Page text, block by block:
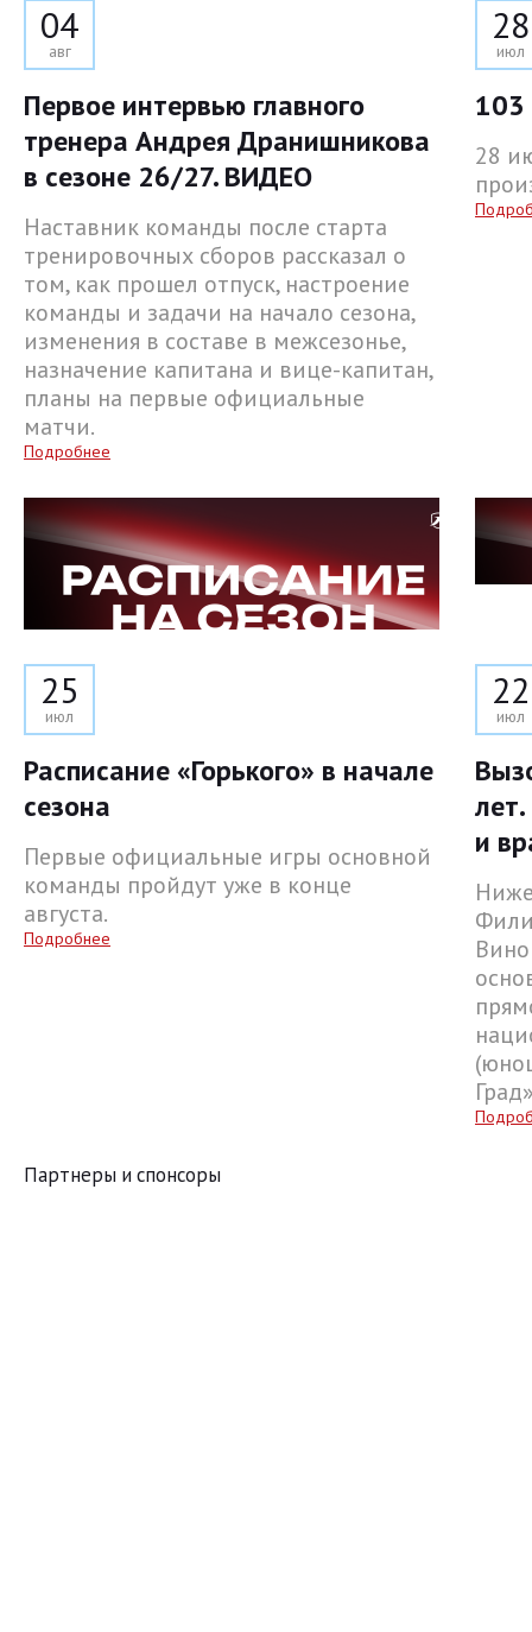
04
авг
Первое интервью главного
тренера Андрея Дранишникова
в сезоне 26/27. ВИДЕО
Наставник команды после старта
тренировочных сборов рассказал о
том, как прошел отпуск, настроение
команды и задачи на начало сезона,
изменения в составе в межсезонье,
назначение капитана и вице-капитан,
планы на первые официальные
матчи.
Подробнее
28
июл
103
28
25
июл
Расписание «Горького» в начале
сезона
Первые официальные игры основной
команды пройдут уже в конце
августа.
Подробнее
22
июл
и
Партнеры и спонсоры